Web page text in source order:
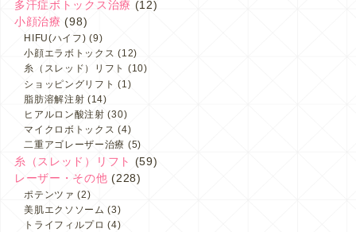
多汗症ボトックス治療 (12)
小顔治療 (98)
HIFU(ハイフ) (9)
小顔エラボトックス (12)
糸（スレッド）リフト (10)
ショッピングリフト (1)
脂肪溶解注射 (14)
ヒアルロン酸注射 (30)
マイクロボトックス (4)
二重アゴレーザー治療 (5)
糸（スレッド）リフト
(59)
レーザー・その他 (228)
ポテンツァ (2)
美肌エクソソーム (3)
トライフィルプロ (4)